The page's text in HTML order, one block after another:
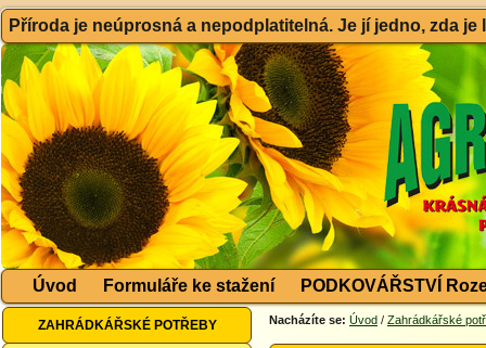
Příroda je neúprosná a nepodplatitelná. Je jí jedno, zda
Úvod Formuláře ke stažení PODKOVÁŘSTVÍ
ZAHRÁDKÁŘSKÉ POTŘEBY Nacházíte se: Úvod / Zahrádkářské